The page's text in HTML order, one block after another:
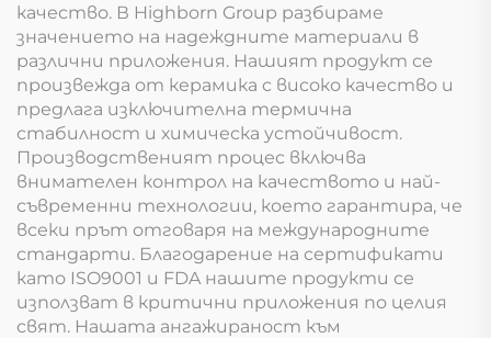
качество. В Highborn Group разбираме
значението на надеждните материали в
различни приложения. Нашият продукт се
произвежда от керамика с високо качество и
предлага изключителна термична
стабилност и химическа устойчивост.
Производственият процес включва
внимателен контрол на качеството и най-
съвременни технологии, което гарантира, че
всеки прът отговаря на международните
стандарти. Благодарение на сертификати
като ISO9001 и FDA нашите продукти се
използват в критични приложения по целия
свят. Нашата ангажираност към